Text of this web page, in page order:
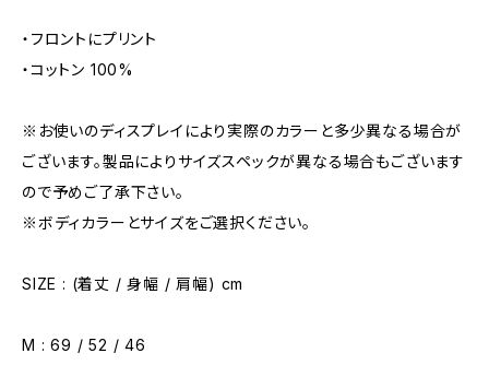
・フロントにプリント
・コットン 100%
※お使いのディスプレイにより実際のカラーと多少異なる場合が
ございます。製品によりサイズスペックが異なる場合もございます
ので予めご了承下さい。
※ボディカラーとサイズをご選択ください。
SIZE : (着丈 / 身幅 / 肩幅) cm
M : 69 / 52 / 46